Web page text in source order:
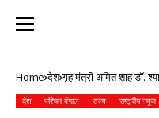
Home देश गृह मंत्री अमित शाह डॉ.
देश पश्चिम बंगाल राज्य राष्ट्रीय न्यूज